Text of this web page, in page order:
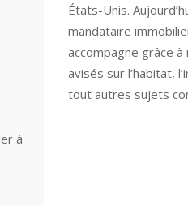
à
États-Unis.
mandataire
accompagne grâce à
avisés sur l’habitat,
tout autres sujets